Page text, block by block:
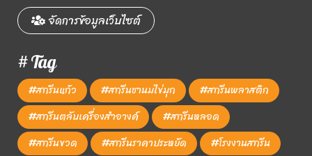
จัดการข้อมูลเว็บไซต์
# Tag
#สกรีนแก้ว #สกรีนชานมไข่มุก
#สกรีนพลาสติก
#สกรีนตลับเครื่องสำอางค์
#สกรีนหลอด
#สกรีนขวด
#สกรีนราคาประหยัด #โรงงานสกรีน